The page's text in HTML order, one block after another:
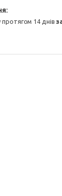
протягом 14 днів